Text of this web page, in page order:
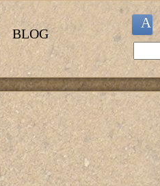
BLOG